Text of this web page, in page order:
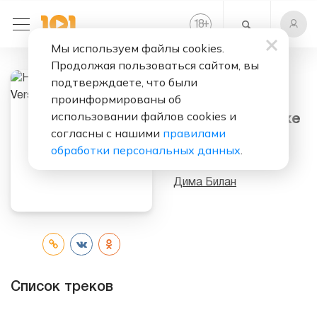
18+
Слушать бесплатно
Не молчи (Deluxe
Version) (Album)
Дима Билан
Список треков
Мы используем файлы cookies.
Продолжая пользоваться сайтом, вы
подтверждаете, что были
проинформированы об
использовании файлов cookies и
согласны с нашими правилами
обработки персональных данных.